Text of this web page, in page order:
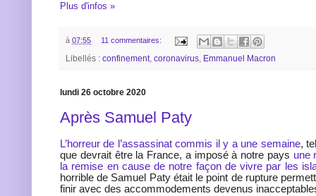
Plus d'infos »
à 07:55 11 commentaires:
Libellés : confinement, coronavirus Emmanuel Macron
lundi 26 octobre 2020
Après Samuel Paty
L’horreur de l’assassinat commis il y a une semaine,
que devrait être la France, a imposé à notre pays une
la remise en cause de notre façon de vivre par les
horrible de Samuel Paty était le point de rupture
finir avec des accommodements devenus